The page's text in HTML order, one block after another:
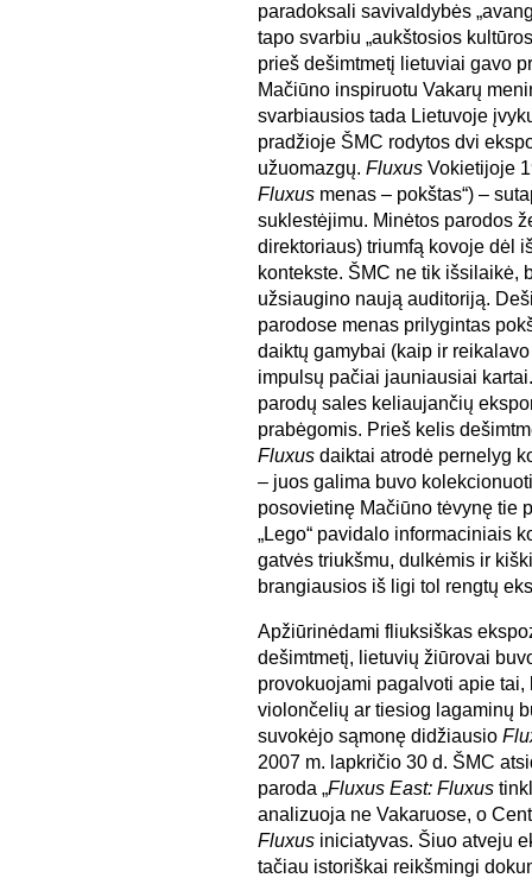
paradoksali savivaldybės
tapo svarbiu „aukštosios
prieš dešimtmetį lietuviai gavo
Mačiūno inspiruotu Vakarų
svarbiausios tada Lietuvoje
pradžioje ŠMC rodytos dvi
užuomazgų. Fluxus Vokietijoje
Fluxus menas – pokštas“) –
suklestėjimu. Minėtos parodos
direktoriaus) triumfą kovoje dėl
kontekste. ŠMC ne tik išsilaikė,
užsiaugino naują auditoriją.
parodose menas prilygintas
daiktų gamybai (kaip ir
impulsų pačiai jauniausiai
parodų sales keliaujančių
prabėgomis. Prieš kelis
Fluxus daiktai atrodė pernelyg
– juos galima buvo
posovietinę Mačiūno tėvynę tie
„Lego“ pavidalo informaciniais
gatvės triukšmu, dulkėmis ir
brangiausios iš ligi tol rengtų
Apžiūrinėdami fliuksiškas
dešimtmetį, lietuvių žiūrovai
provokuojami pagalvoti apie
violončelių ar tiesiog lagaminų
suvokėjo sąmonę didžiausio
2007 m. lapkričio 30 d. ŠMC
paroda „Fluxus East: Fluxus
analizuoja ne Vakaruose, o
Fluxus iniciatyvas. Šiuo atveju
tačiau istoriškai reikšmingi